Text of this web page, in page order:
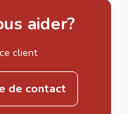
aider?
client
de contact